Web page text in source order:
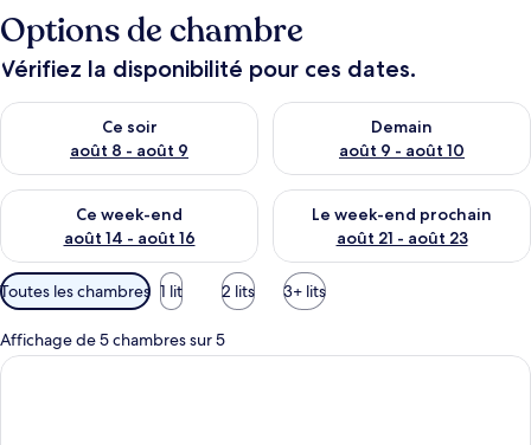
Options de chambre
Vérifiez la disponibilité pour ces dates.
Ce soir
août 8 - août 9
Vérifier la disponibilité pour ce soir août 8 - août 9
Demain
août 9 - août 10
Vérifier la disponibilité pour
Ce week-end
août 14 - août 16
Vérifier la disponibilité pour ce week-end août 14 - août 16
Le week-end prochain
août 21 - août 23
Vérifier la disponibilité pour
Filtres
disponibles
pour
les
Toutes les chambres 1 lit 2 lits 3+ lits
Affichage de 5 chambres sur 5